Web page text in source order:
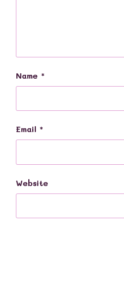
Name *
Email *
Website